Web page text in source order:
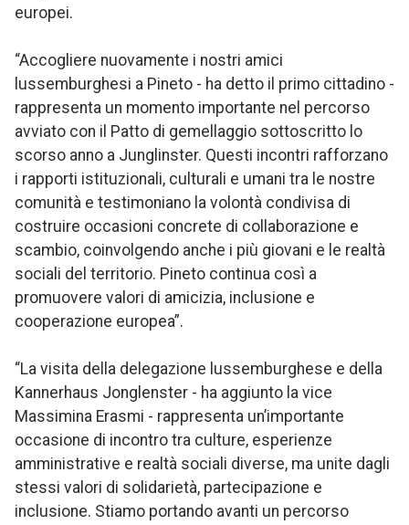
europei.
“Accogliere nuovamente i nostri amici
lussemburghesi a Pineto - ha detto il primo cittadino -
rappresenta un momento importante nel percorso
avviato con il Patto di gemellaggio sottoscritto lo
scorso anno a Junglinster. Questi incontri rafforzano
i rapporti istituzionali, culturali e umani tra le nostre
comunità e testimoniano la volontà condivisa di
costruire occasioni concrete di collaborazione e
scambio, coinvolgendo anche i più giovani e le realtà
sociali del territorio. Pineto continua così a
promuovere valori di amicizia, inclusione e
cooperazione europea”.
“La visita della delegazione lussemburghese e della
Kannerhaus Jonglenster - ha aggiunto la vice
Massimina Erasmi - rappresenta un’importante
occasione di incontro tra culture, esperienze
amministrative e realtà sociali diverse, ma unite dagli
stessi valori di solidarietà, partecipazione e
inclusione. Stiamo portando avanti un percorso